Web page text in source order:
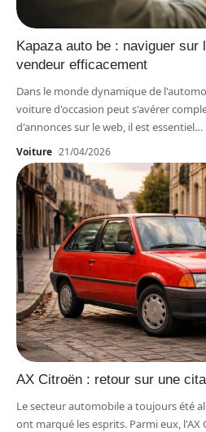
Kapaza auto be : naviguer sur
vendeur efficacement
Dans le monde dynamique de
voiture d'occasion peut s'avérer
d'annonces sur le web, il est essentiel…
Voiture 21/04/2026
AX Citroën : retour sur une
Le secteur automobile a toujours été
ont marqué les esprits. Parmi eux,